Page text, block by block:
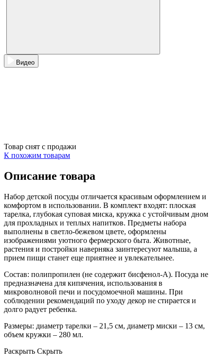
Видео
Товар снят с продажи
К похожим товарам
Описание товара
Набор детской посуды отличается красивым оформлением и
комфортом в использовании. В комплект входят: плоская
тарелка, глубокая суповая миска, кружка с устойчивым дном
для прохладных и теплых напитков. Предметы набора
выполнены в светло-бежевом цвете, оформлены
изображениями уютного фермерского быта. Животные,
растения и постройки наверняка заинтересуют малыша, а
прием пищи станет еще приятнее и увлекательнее.
Состав: полипропилен (не содержит бисфенол-А). Посуда не
предназначена для кипячения, использования в
микроволновой печи и посудомоечной машины. При
соблюдении рекомендаций по уходу декор не стирается и
долго радует ребенка.
Размеры: диаметр тарелки – 21,5 см, диаметр миски – 13 см,
объем кружки – 280 мл.
Раскрыть Скрыть